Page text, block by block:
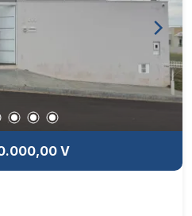
AMIGOS:
DE APOIO BANHEIRO
PRATICIDADE E
E UMA ÁREA
REUNIR A FAMÍLIA E
V